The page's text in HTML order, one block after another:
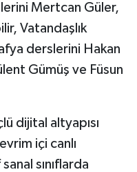
Mertcan Güler,
Vatandaşlık
derslerini Hakan
Gümüş ve Füsun
dijital altyapısı
içi canlı
sınıflarda